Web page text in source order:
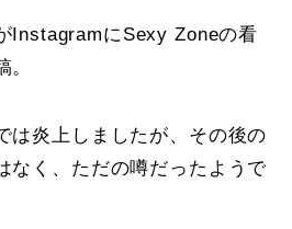
InstagramにSexy Zoneの看
は炎上しましたが、その後の
なく、ただの噂だったようで